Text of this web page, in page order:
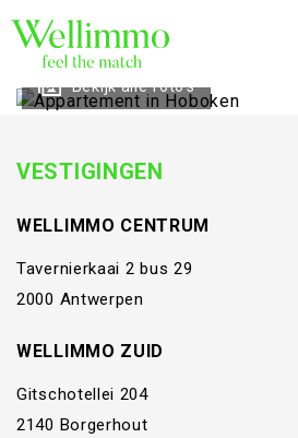
Bekijk alle foto's
VESTIGINGEN
WELLIMMO CENTRUM
Tavernierkaai 2 bus 29
2000 Antwerpen
WELLIMMO ZUID
Gitschotellei 204
2140 Borgerhout